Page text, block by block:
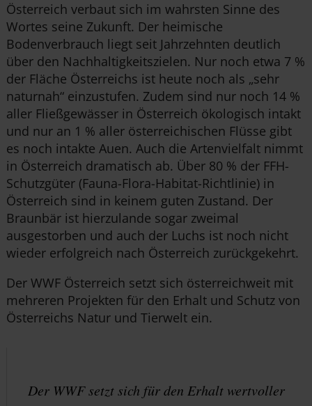
Österreich verbaut sich im wahrsten Sinne des
Wortes seine Zukunft. Der heimische
Bodenverbrauch liegt seit Jahrzehnten deutlich
über den Nachhaltigkeitszielen. Nur noch etwa 7 %
der Fläche Österreichs ist heute noch als „sehr
naturnah“ einzustufen. Zudem sind nur noch 14 %
aller Fließgewässer in Österreich ökologisch intakt
und nur an 1 % aller österreichischen Flüsse gibt
es noch intakte Auen. Auch die Artenvielfalt nimmt
in Österreich dramatisch ab. Über 80 % der FFH-
Schutzgüter (Fauna-Flora-Habitat-Richtlinie) in
Österreich sind in keinem guten Zustand. Der
Braunbär ist hierzulande sogar zweimal
ausgestorben und auch der Luchs ist noch nicht
wieder erfolgreich nach Österreich zurückgekehrt.
Der WWF Österreich setzt sich österreichweit mit
mehreren Projekten für den Erhalt und Schutz von
Österreichs Natur und Tierwelt ein.
Der WWF setzt sich für den Erhalt wertvoller